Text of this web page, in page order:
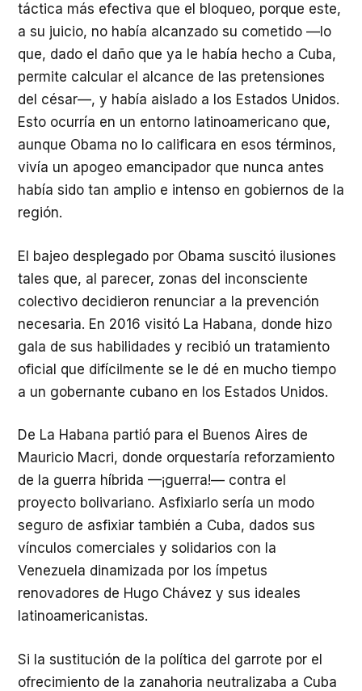
táctica más efectiva que el bloqueo, porque este,
a su juicio, no había alcanzado su cometido —lo
que, dado el daño que ya le había hecho a Cuba,
permite calcular el alcance de las pretensiones
del césar—, y había aislado a los Estados Unidos.
Esto ocurría en un entorno latinoamericano que,
aunque Obama no lo calificara en esos términos,
vivía un apogeo emancipador que nunca antes
había sido tan amplio e intenso en gobiernos de la
región.
El bajeo desplegado por Obama suscitó ilusiones
tales que, al parecer, zonas del inconsciente
colectivo decidieron renunciar a la prevención
necesaria. En 2016 visitó La Habana, donde hizo
gala de sus habilidades y recibió un tratamiento
oficial que difícilmente se le dé en mucho tiempo
a un gobernante cubano en los Estados Unidos.
De La Habana partió para el Buenos Aires de
Mauricio Macri, donde orquestaría reforzamiento
de la guerra híbrida —¡guerra!— contra el
proyecto bolivariano. Asfixiarlo sería un modo
seguro de asfixiar también a Cuba, dados sus
vínculos comerciales y solidarios con la
Venezuela dinamizada por los ímpetus
renovadores de Hugo Chávez y sus ideales
latinoamericanistas.
Si la sustitución de la política del garrote por el
ofrecimiento de la zanahoria neutralizaba a Cuba